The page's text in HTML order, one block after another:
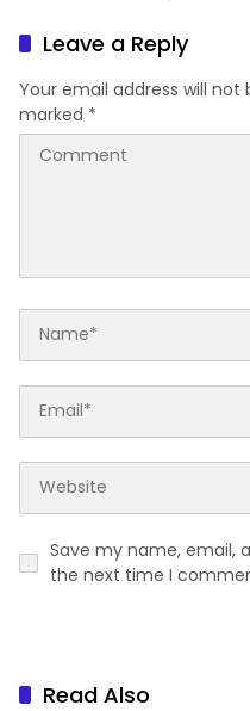
Pemeriksaan Kesehatan
Leave a Reply
Your email address will not
marked *
Save my name, email,
the next time I
Read Also